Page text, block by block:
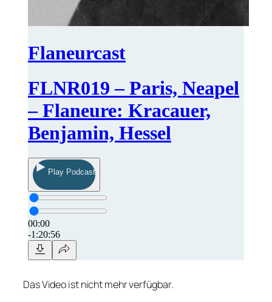
Das Video ist nicht mehr verfügbar.